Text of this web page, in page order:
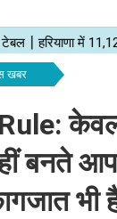
खबर
केवल
बनते
भी